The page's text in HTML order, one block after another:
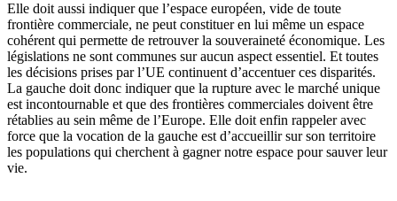
Elle doit aussi indiquer que l’espace européen, vide de toute
frontière commerciale, ne peut constituer en lui même un espace
cohérent qui permette de retrouver la souveraineté économique. Les
législations ne sont communes sur aucun aspect essentiel. Et toutes
les décisions prises par l’UE continuent d’accentuer ces disparités.
La gauche doit donc indiquer que la rupture avec le marché unique
est incontournable et que des frontières commerciales doivent être
rétablies au sein même de l’Europe. Elle doit enfin rappeler avec
force que la vocation de la gauche est d’accueillir sur son territoire
les populations qui cherchent à gagner notre espace pour sauver leur
vie.